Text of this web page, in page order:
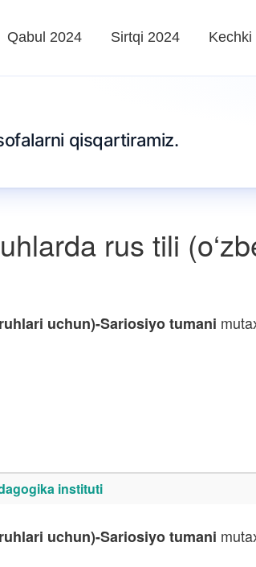
Qabul 2024 Sirtqi 2024 Kechki
qisqartiramiz.
rus tili
uchun)-Sariosiyo tumani
instituti
uchun)-Sariosiyo tumani